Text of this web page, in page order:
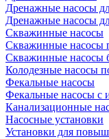
Дренажные насосы
Дренажные насосы
Скважинные насосы
Скважинные насосы
Скважинные насосы
Колодезные насосы
Фекальные насосы
Фекальные насосы с
Канализационные
Насосные установки
Установки для